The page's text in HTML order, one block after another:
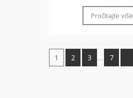
Pročitajte više
1 2 3 … 7